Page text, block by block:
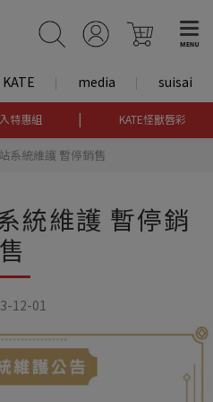
KATE media suisai
特惠組 | KATE怪獸唇彩
系統維護 暫停銷售
統維護 暫停銷
售
12-01